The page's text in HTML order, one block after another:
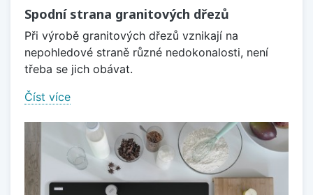
Spodní strana granitových dřezů
Při výrobě granitových dřezů vznikají na
nepohledové straně různé nedokonalosti, není
třeba se jich obávat.
Číst více